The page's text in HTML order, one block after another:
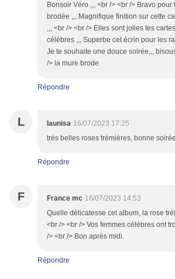
Bonsoir Véro ,,, <br /> <br /> Bravo pour
brodée ,,, Magnifique finition sur cette
,,, <br /> <br /> Elles sont jolies tes
célèbres ,,, Superbe cet écrin pour les
Je te souhaite une douce soirée,,,
/> la mure brode
Répondre
L launisa 16/07/2023 17:25
très belles roses trémières, bonne soirée
Répondre
F France mc 16/07/2023 14:53
Quelle délicatesse cet album, la rose
<br /> <br /> Vos femmes célèbres ont
/> <br /> Bon après midi.
Répondre